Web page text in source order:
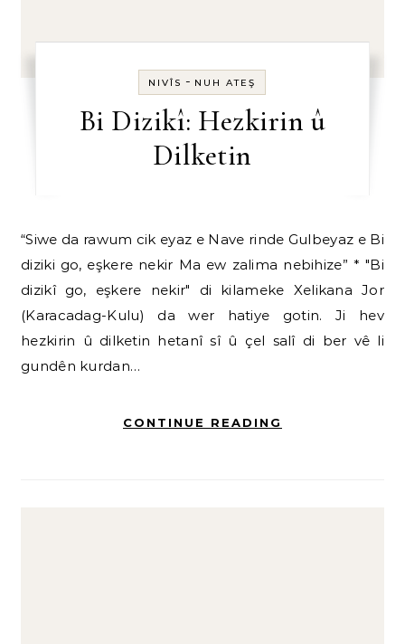
NIVÎS - NUH ATEŞ
Bi Dizikî: Hezkirin û
Dilketin
“Siwe da rawum cik eyaz e Nave rinde Gulbeyaz e Bi
diziki go, eşkere nekir Ma ew zalima nebihize” * ″Bi
dizikî go, eşkere nekir″ di kilameke Xelikana Jor
(Karacadag-Kulu) da wer hatiye gotin. Ji hev
hezkirin û dilketin hetanî sî û çel salî di ber vê li
gundên kurdan…
CONTINUE READING